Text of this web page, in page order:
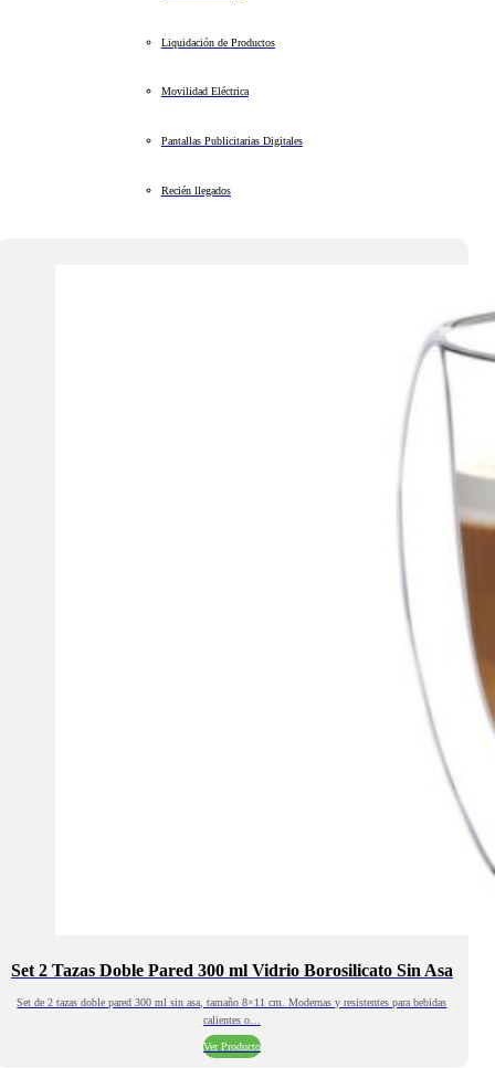
Liquidación de Productos
Movilidad Eléctrica
Pantallas Publicitarias Digitales
Recién llegados
Set 2 Tazas Doble Pared 300 ml Vidrio Borosilicato Sin Asa
Set de 2 tazas doble pared 300 ml sin asa, tamaño 8×11 cm. Modernas y resistentes para bebidas
calientes o…
Ver Producto